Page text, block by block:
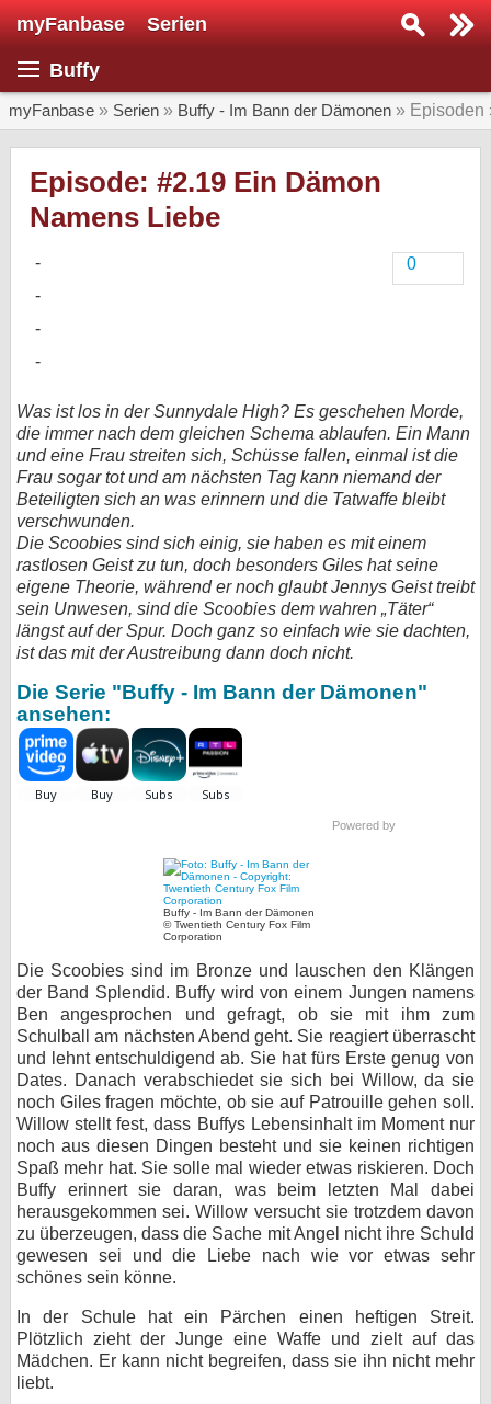
myFanbase Serien
Buffy
myFanbase » Serien » Buffy - Im Bann der Dämonen » Episoden
Episode: #2.19 Ein Dämon
Namens Liebe
0
Was ist los in der Sunnydale High? Es geschehen Morde,
die immer nach dem gleichen Schema ablaufen. Ein Mann
und eine Frau streiten sich, Schüsse fallen, einmal ist die
Frau sogar tot und am nächsten Tag kann niemand der
Beteiligten sich an was erinnern und die Tatwaffe bleibt
verschwunden.
Die Scoobies sind sich einig, sie haben es mit einem
rastlosen Geist zu tun, doch besonders Giles hat seine
eigene Theorie, während er noch glaubt Jennys Geist treibt
sein Unwesen, sind die Scoobies dem wahren „Täter“
längst auf der Spur. Doch ganz so einfach wie sie dachten,
ist das mit der Austreibung dann doch nicht.
Die Serie "Buffy - Im Bann der Dämonen"
ansehen:
Powered by
Buffy - Im Bann der Dämonen
© Twentieth Century Fox Film
Corporation
Die Scoobies sind im Bronze und lauschen den Klängen
der Band Splendid. Buffy wird von einem Jungen namens
Ben angesprochen und gefragt, ob sie mit ihm zum
Schulball am nächsten Abend geht. Sie reagiert überrascht
und lehnt entschuldigend ab. Sie hat fürs Erste genug von
Dates. Danach verabschiedet sie sich bei Willow, da sie
noch Giles fragen möchte, ob sie auf Patrouille gehen soll.
Willow stellt fest, dass Buffys Lebensinhalt im Moment nur
noch aus diesen Dingen besteht und sie keinen richtigen
Spaß mehr hat. Sie solle mal wieder etwas riskieren. Doch
Buffy erinnert sie daran, was beim letzten Mal dabei
herausgekommen sei. Willow versucht sie trotzdem davon
zu überzeugen, dass die Sache mit Angel nicht ihre Schuld
gewesen sei und die Liebe nach wie vor etwas sehr
schönes sein könne.
In der Schule hat ein Pärchen einen heftigen Streit.
Plötzlich zieht der Junge eine Waffe und zielt auf das
Mädchen. Er kann nicht begreifen, dass sie ihn nicht mehr
liebt.
Serie suchen...
SERIEN
Kolumnen
Gewinnspiele
Forum
bei Facebook
Kontakt
Nutzungsbedingungen
Datenschutz
Cookie-Einstellungen
Desktop-Ansicht
myFanbase